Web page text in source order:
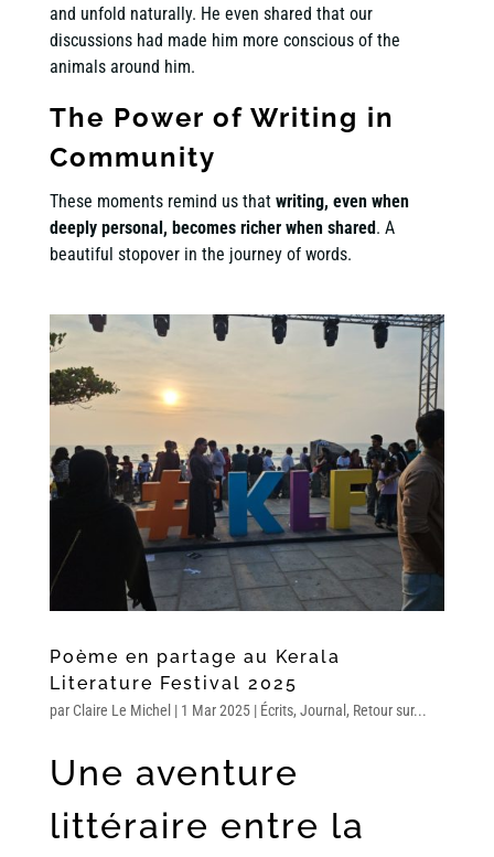
and unfold naturally. He even shared that our
discussions had made him more conscious of the
animals around him.
The Power of Writing in
Community
These moments remind us that writing, even when
deeply personal, becomes richer when shared . A
beautiful stopover in the journey of words.
Poème en partage au Kerala
Literature Festival 2025
par Claire Le Michel | 1 Mar 2025| Écrits, Journal , Retour sur...
Une aventure
littéraire entre la